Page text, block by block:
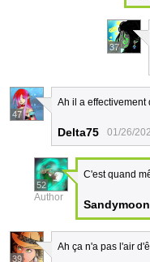
37
47
Ah il a effectivement
Delta75 01/26/
52
Author
C'est quand
Sandymoon
39
Ah ça n'a pas l'air